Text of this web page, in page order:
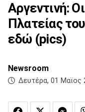
Αργεντινή:
Πλατείας
εδώ (pics)
Newsroom
Δευτέρα, 01 Μαϊος